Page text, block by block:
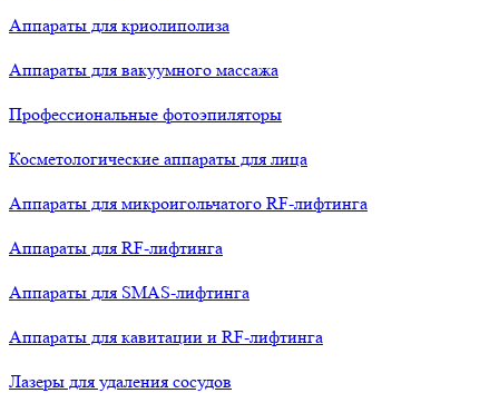
Аппараты для криолиполиза
Аппараты для вакуумного массажа
Профессиональные фотоэпиляторы
Косметологические аппараты для лица
Аппараты для микроигольчатого RF-лифтинга
Аппараты для RF-лифтинга
Аппараты для SMAS-лифтинга
Аппараты для кавитации и RF-лифтинга
Лазеры для удаления сосудов